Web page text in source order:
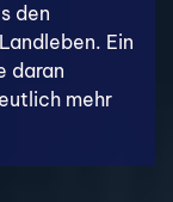
den
Ein
daran
mehr